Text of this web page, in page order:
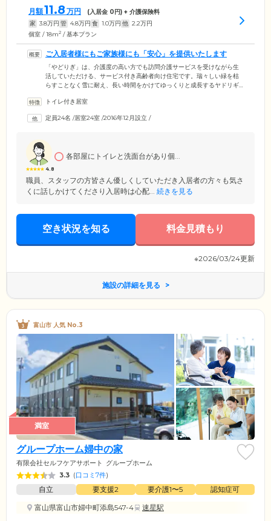
月額11.8 万円 (入居金 0円) + 介護保険料
家 3.8万円 管 4.8万円 食 1.0万円 他 2.2万円
個室 / 18m2 / 基本プラン
ご入居者様にもご家族様にも「安心」を提供いたします
「やどりぎ」は、介護度の高い方でも訪問介護サービスを受けながら生
活していただける、サービス付き高齢者向け住宅です。瑞々しい緑を枯
らすことなく雪に耐え、長い時間をかけてゆっくりと成長するヤドリギ
ただきたいという願いを込めて、ホームの名に「やどりぎ」と付けまし
い。またご家族様にもご安心いただけるよう、ご入居者様の普段の様子
トイレ付き居室
定員24名 /居室24室 /2016年12月設立 /
4.8
各部屋にトイレと洗面台があり個...
職員、スタッフの方皆さん優しくしていただき入居者の方々も気さ
くに話しかけてくださり入居時は心配... 続きを見る
空き状況を知る 料金見積もり
※2026/03/24更新
施設の詳細を見る
富山市 人気 No.3
満室
グループホーム婦中の家
有限会社セルフケアサポート グループホーム
3.3 (口コミ7件)
自立 要支援2 要介護1〜5
認知症可
富山県富山市婦中町添島547-4
速星駅